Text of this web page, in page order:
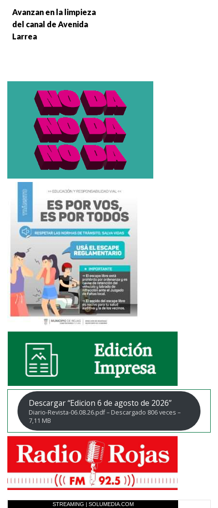
Avanzan en la limpieza
del canal de Avenida
Larrea
Descargar “Edicion 6 de agosto de 2026”
Diario-Revista-06.08.26.pdf – Descargado 806 veces –
7,11 MB